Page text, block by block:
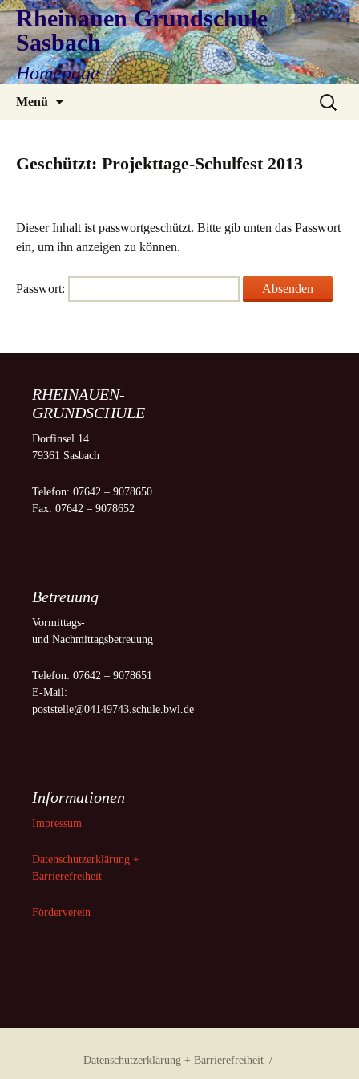
Rheinauen Grundschule
Sasbach
Homepage
Menü
Suchen
nach:
Geschützt: Projekttage-Schulfest 2013
Dieser Inhalt ist passwortgeschützt. Bitte gib unten das Passwort
ein, um ihn anzeigen zu können.
Passwort:
RHEINAUEN-
GRUNDSCHULE
Dorfinsel 14
79361 Sasbach
Telefon: 07642 – 9078650
Fax: 07642 – 9078652
Betreuung
Vormittags-
und Nachmittagsbetreuung
Telefon: 07642 – 9078651
E-Mail:
poststelle@04149743.schule.bwl.de
Informationen
Impressum
Datenschutzerklärung +
Barrierefreiheit
Förderverein
Datenschutzerklärung + Barrierefreiheit